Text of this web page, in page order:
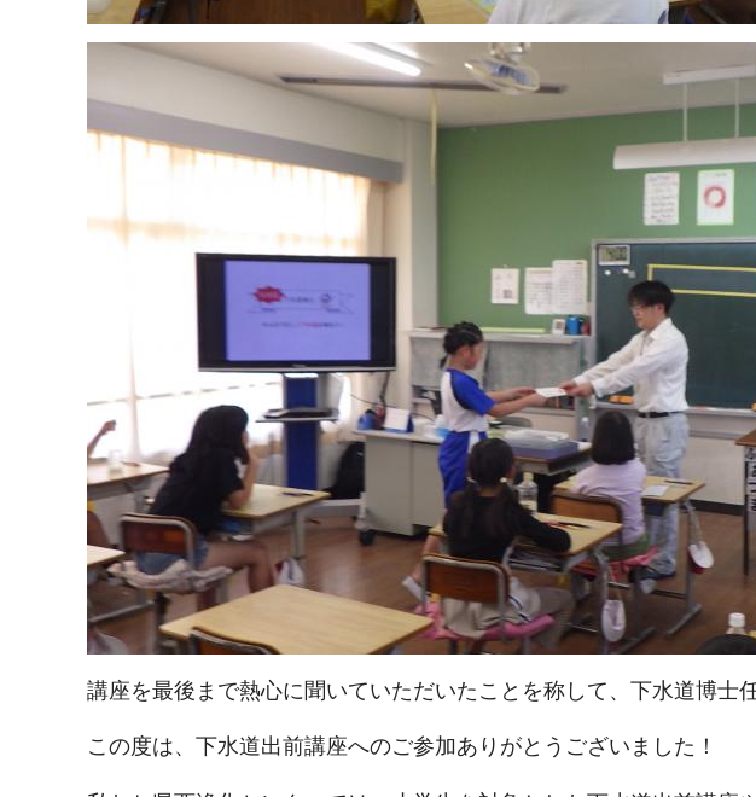
講座を最後まで熱心に聞いていただいたことを称して、下水道博士
この度は、下水道出前講座へのご参加ありがとうございました！